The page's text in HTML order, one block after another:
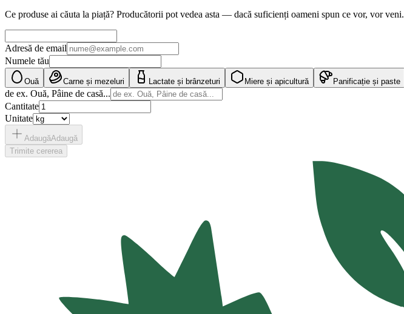
Ce produse ai căuta la piață? Producătorii pot vedea asta — dacă suficienți oameni spun ce vor, vor veni.
Adresă de email
Numele tău
Ouă Carne și mezeluri Lactate și brânzeturi Miere și apicultură Panificație și paste
de ex. Ouă, Pâine de casă...
Cantitate
Unitate
AdaugăAdaugă
Trimite cererea